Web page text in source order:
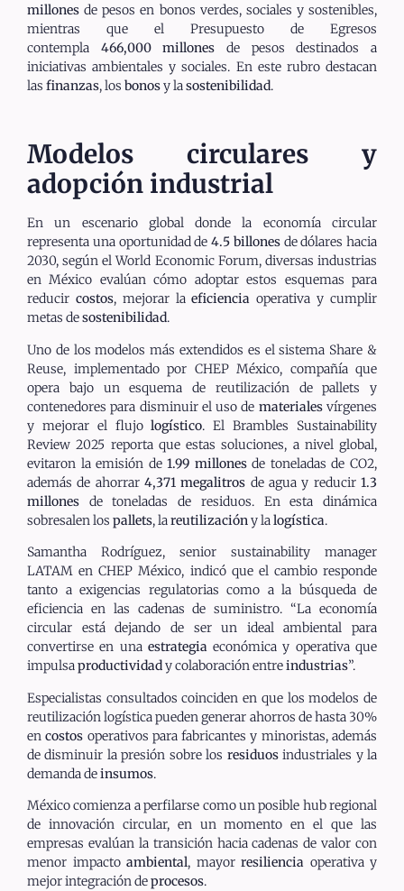
millones de pesos en bonos verdes, sociales y sostenibles,
mientras que el Presupuesto de Egresos
contempla 466,000 millones de pesos destinados a
iniciativas ambientales y sociales. En este rubro destacan
las finanzas, los bonosy lasostenibilidad.
Modelos circulares y
adopción industrial
En un escenario global donde la economía circular
representa una oportunidad de 4.5 billonesde dólares hacia
2030, según el World Economic Forum, diversas industrias
en México evalúan cómo adoptar estos esquemas para
reducir costos, mejorar laeficiencia operativa y cumplir
metas desostenibilidad.
Uno de los modelos más extendidos es el sistema Share &
Reuse, implementado por CHEP México, compañía que
opera bajo un esquema de reutilización de pallets y
contenedores para disminuir el uso de materialesvírgenes
y mejorar el flujologístico. El Brambles Sustainability
Review 2025 reporta que estas soluciones, a nivel global,
evitaron la emisión de1.99 millonesde toneladas de CO2,
además de ahorrar 4,371 megalitros de agua y reducir1.3
millones de toneladas de residuos. En esta dinámica
sobresalen los pallets, lareutilizacióny lalogística.
Samantha Rodríguez, senior sustainability manager
LATAM en CHEP México, indicó que el cambio responde
tanto a exigencias regulatorias como a la búsqueda de
eficiencia en las cadenas de suministro. “La economía
circular está dejando de ser un ideal ambiental para
convertirse en una estrategiaeconómica y operativa que
impulsaproductividady colaboración entreindustrias”.
Especialistas consultados coinciden en que los modelos de
reutilización logística pueden generar ahorros de hasta 30%
encostos operativos para fabricantes y minoristas, además
de disminuir la presión sobre los residuosindustriales y la
demanda deinsumos.
México comienza a perfilarse como un posible hub regional
de innovación circular, en un momento en el que las
empresas evalúan la transición hacia cadenas de valor con
menor impacto ambiental, mayor resiliencia operativa y
mejor integración deprocesos.